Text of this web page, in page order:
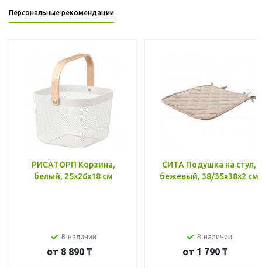
Персональные рекомендации
РИСАТОРП Корзина,
белый, 25x26x18 см
В наличии
от 8 890 ₸
СИТА Подушка на стул,
бежевый, 38/35x38x2 см
В наличии
от 1 790 ₸